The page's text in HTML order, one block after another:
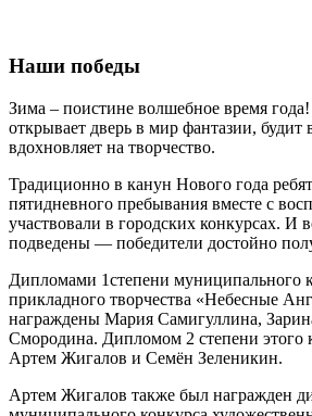
Наши победы
Зима – поистине волшебное время
открывает дверь в мир фантазии, будит
вдохновляет на творчество.
Традиционно в канун Нового года
пятидневного пребывания вместе с
участвовали в городских конкурсах. И
подведены — победители достойно
Дипломами 1степени муниципального
прикладного творчества «Небесные
награждены Мария Самигуллина,
Смородина. Дипломом 2 степени этого
Артем Жигалов и Семён Зеленикин.
Артем Жигалов также был награжден